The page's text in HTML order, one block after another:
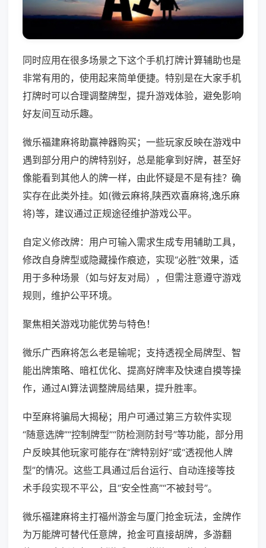
同时应用在很多场景之下这个手机打牌计算辅助也是
非常有用的，使用起来简单便捷。特别是在大家手机
打牌时可以合理调整牌型，提升游戏体验，避免影响
好友间互动乐趣。
微乐福建麻将助赢神器购买；一些玩家反映在游戏中
遇到部分用户的牌特别好，总是能拿到好牌，甚至好
像能看到其他人的牌一样，由此怀疑是不是有挂？确
实存在此类外挂。如(微云麻将,陕西欢喜麻将,逸乐麻
将)等，建议通过正规途径维护游戏公平。
自定义修改牌：用户可输入需求生成专用辅助工具，
修改自身牌型或隐藏操作痕迹，实现“必胜”效果，适
用于多种场景（如与好友对局），但需注意遵守游戏
规则，维护公平环境。
聚焦相关游戏功能优势与特色！
微乐广西麻将怎么老是输呢；支持透视全局牌型、智
能出牌策略、暗杠优化、提高好牌率及快速自摸等操
作，通过AI算法调整牌局结果，提升胜率。
中至麻将骗局大揭秘；用户可通过第三方软件实现
“随意选牌”“控制牌型”“防检测防封号”等功能，部分用
户反映其他玩家可能存在“牌特别好”或“透视他人牌
型”的情况。这些工具通过后台运行、自动连接等技
术手段实现不平公，且“安全性高”“不被封号”。
微乐福建麻将主打福州游金与厦门抢金玩法，金牌作
为万能牌可替代任意牌，抢金可直接胡牌，多游翻